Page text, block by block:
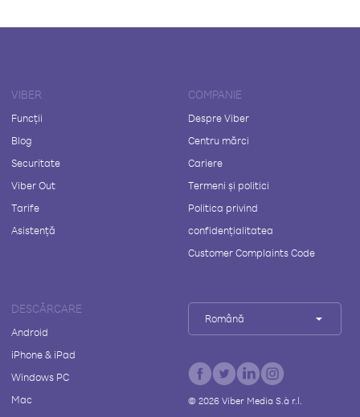
VIBER
Funcții
Blog
Securitate
Viber Out
Tarife
Asistență
COMPANIE
Despre Viber
Centru mărci
Cariere
Termeni și politici
Politica privind
confidențialitatea
Customer Complaints Code
DESCĂRCARE
Android
iPhone & iPad
Windows PC
Mac
Română
© 2026Viber Media S.à r.l.